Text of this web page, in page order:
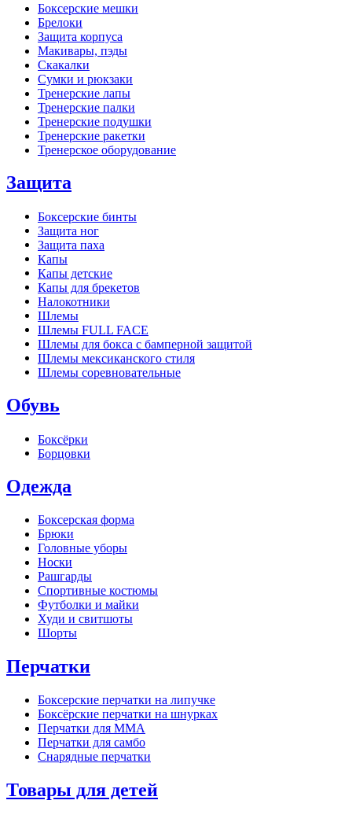
Боксерские мешки
Брелоки
Защита корпуса
Макивары, пэды
Скакалки
Сумки и рюкзаки
Тренерские лапы
Тренерские палки
Тренерские подушки
Тренерские ракетки
Тренерское оборудование
Защита
Боксерские бинты
Защита ног
Защита паха
Капы
Капы детские
Капы для брекетов
Налокотники
Шлемы
Шлемы FULL FACE
Шлемы для бокса с бамперной защитой
Шлемы мексиканского стиля
Шлемы соревновательные
Обувь
Боксёрки
Борцовки
Одежда
Боксерская форма
Брюки
Головные уборы
Носки
Рашгарды
Спортивные костюмы
Футболки и майки
Худи и свитшоты
Шорты
Перчатки
Боксерские перчатки на липучке
Боксёрские перчатки на шнурках
Перчатки для MMA
Перчатки для самбо
Снарядные перчатки
Товары для детей